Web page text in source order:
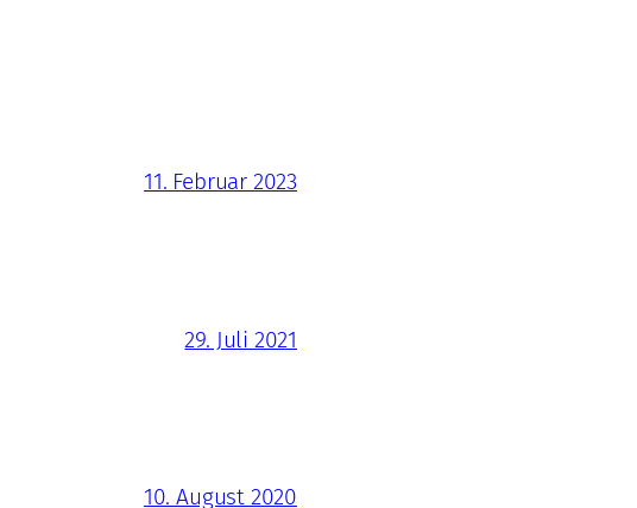
11. Februar 2023
29. Juli 2021
10. August 2020